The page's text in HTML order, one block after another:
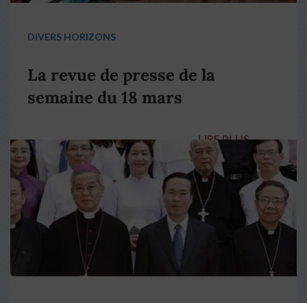
DIVERS HORIZONS
La revue de presse de la
semaine du 18 mars
LIRE PLUS →